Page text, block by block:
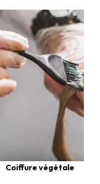
Coiffure végétale